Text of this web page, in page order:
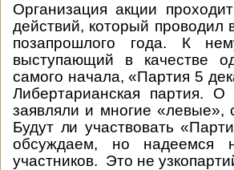
Организация акции
действий, который
позапрошлого года. К
выступающий в качестве
самого начала, «Партия 5
Либертарианская партия. О
заявляли и многие «левые»,
Будут ли участвовать
обсуждаем, но надеемся
участников. Это не